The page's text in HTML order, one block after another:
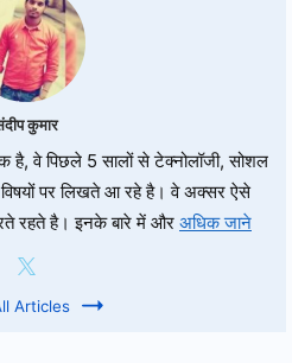
कुमार
वे पिछले 5 सालों से टेक्नोलॉजी, सोशल
विषयों पर लिखते आ रहे है। वे अक्सर ऐसे
रहते है। इनके बारे में और अधिक जाने
Articles